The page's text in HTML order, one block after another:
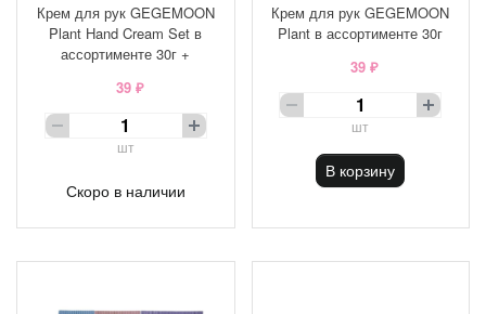
Крем для рук GEGEMOON
Plant Hand Cream Set в
ассортименте 30г +
39 ₽
шт
Скоро в наличии
Крем для рук GEGEMOON
Plant в ассортименте 30г
39 ₽
шт
В корзину